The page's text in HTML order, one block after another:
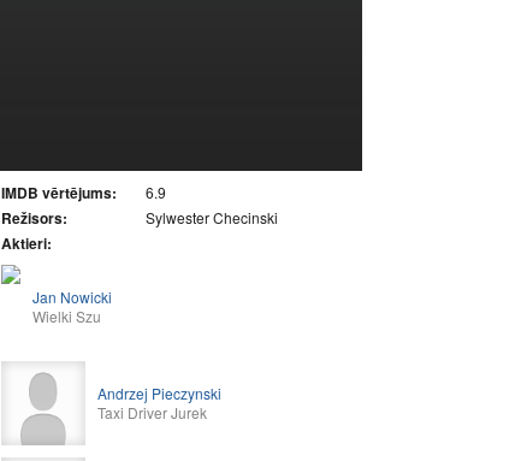
IMDB vērtējums: 6.9
Režisors: Sylwester Checinski
Aktieri:
Jan Nowicki
Wielki Szu
Andrzej Pieczynski
Taxi Driver Jurek